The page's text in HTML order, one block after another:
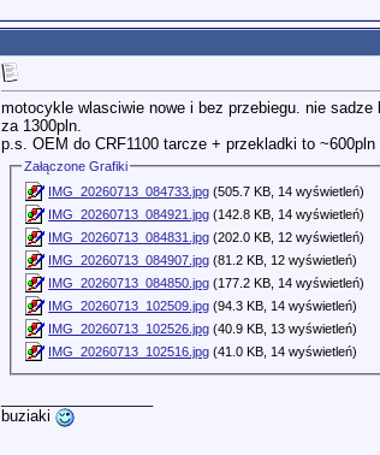
motocykle wlasciwie nowe i bez przebiegu. nie
za 1300pln.
p.s. OEM do CRF1100 tarcze + przekladki to ~600pln
Załączone Grafiki
IMG_20260713_084733.jpg (505.7 KB, 14 wyświetleń)
IMG_20260713_084921.jpg (142.8 KB, 14 wyświetleń)
IMG_20260713_084831.jpg (202.0 KB, 12 wyświetleń)
IMG_20260713_084907.jpg (81.2 KB, 12 wyświetleń)
IMG_20260713_084850.jpg (177.2 KB, 14 wyświetleń)
IMG_20260713_102509.jpg (94.3 KB, 14 wyświetleń)
IMG_20260713_102526.jpg (40.9 KB, 13 wyświetleń)
IMG_20260713_102516.jpg (41.0 KB, 14 wyświetleń)
buziaki